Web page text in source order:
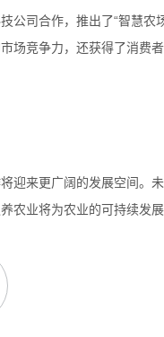
司合作，推出了“智慧农
场竞争力，还获得了消费者
迎来更广阔的发展空间。
农业将为农业的可持续发展